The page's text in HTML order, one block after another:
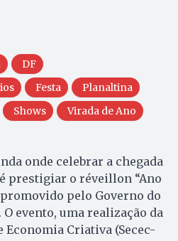
DF
Festa
Planaltina
Shows Virada de Ano
onde celebrar a chegada
é prestigiar o réveillon “Ano
promovido pelo Governo do
evento, uma realização da
Economia Criativa (Secec-